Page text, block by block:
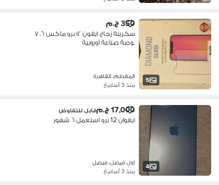
5
350 ج.م
سكرينة زجاج ايفون ١٢ برو ماكس ٦. ٧
بوصة صناعة اوروبية
المقطم، القاهرة
منذ 3 أسابيع
4
17,000 ج.م قابل للتفاوض
ايفوان 12 برو استعمل ٦ شهور
اول فيصل، فيصل
منذ 3 أسابيع